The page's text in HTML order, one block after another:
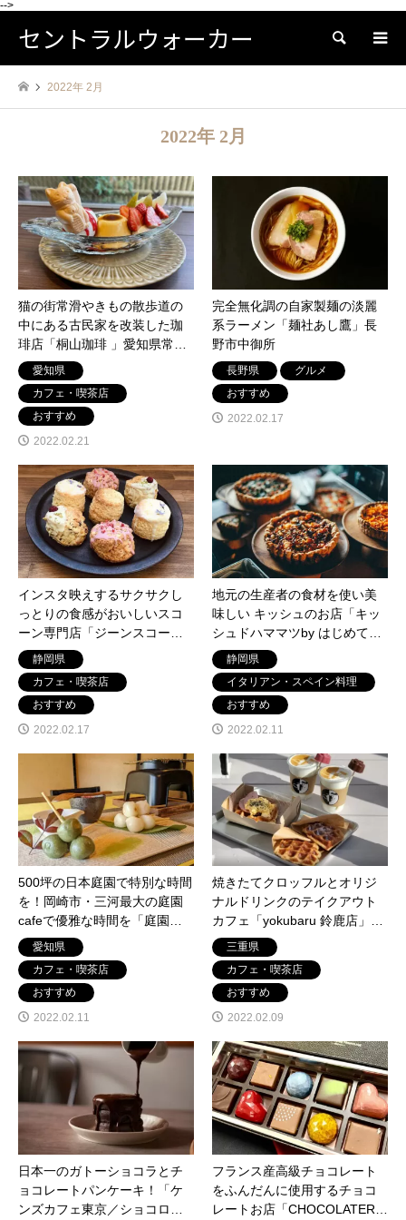
-->
セントラルウォーカー 検索
2022年 2月
2022年 2月
猫の街常滑やきもの散歩道の
中にある古民家を改装した珈
琲店「桐山珈琲 」愛知県常滑
市栄町
愛知県
カフェ・喫茶店
おすすめ
2022.02.21
完全無化調の自家製麺の淡麗
系ラーメン「麺社あし鷹」長
野市中御所
長野県
グルメ
おすすめ
2022.02.17
インスタ映えするサクサクし
っとりの食感がおいしいスコ
ーン専門店「ジーンスコー
ン」静岡県浜松市浜北区
静岡県
カフェ・喫茶店
おすすめ
2022.02.17
地元の生産者の食材を使い美
味しい キッシュのお店「キッ
シュドハママツby はじめての
キッシュ」静岡県浜松市中区
旭町
静岡県
イタリアン・スペイン料理
おすすめ
2022.02.11
500坪の日本庭園で特別な時間
を！岡崎市・三河最大の庭園
cafeで優雅な時間を「庭園
noue」愛知県額田郡
愛知県
カフェ・喫茶店
おすすめ
2022.02.11
焼きたてクロッフルとオリジ
ナルドリンクのテイクアウト
カフェ「yokubaru 鈴鹿店」三
重県鈴鹿市イオンモール鈴鹿
の近く
三重県
カフェ・喫茶店
おすすめ
2022.02.09
日本一のガトーショコラとチ
ョコレートパンケーキ！「ケ
ンズカフェ東京／ショコロ
フランス産高級チョコレート
をふんだんに使用するチョコ
レートお店「CHOCOLATERIE